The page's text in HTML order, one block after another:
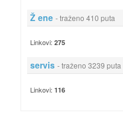
Ž ene - traženo 410 puta
Linkovi: 275
servis - traženo 3239 puta
Linkovi: 116